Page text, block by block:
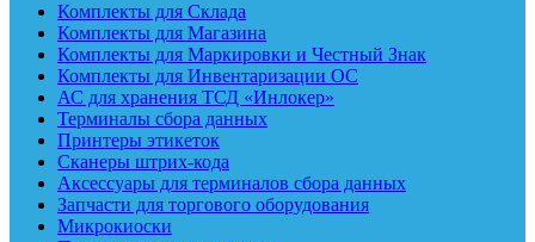
Комплекты для Склада
Комплекты для Магазина
Комплекты для Маркировки и Честный Знак
Комплекты для Инвентаризации ОС
АС для хранения ТСД «Инлокер»
Терминалы сбора данных
Принтеры этикеток
Сканеры штрих-кода
Аксессуары для терминалов сбора данных
Запчасти для торгового оборудования
Микрокиоски